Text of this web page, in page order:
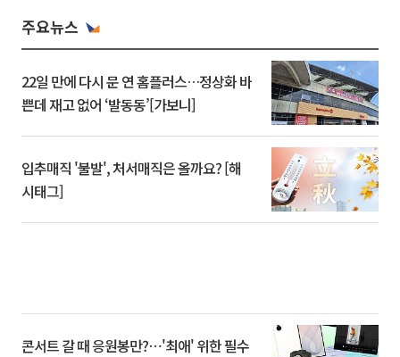
주요뉴스
22일 만에 다시 문 연 홈플러스…정상화 바
쁜데 재고 없어 ‘발동동’[가보니]
입추매직 '불발', 처서매직은 올까요? [해
시태그]
콘서트 갈 때 응원봉만?⋯'최애' 위한 필수